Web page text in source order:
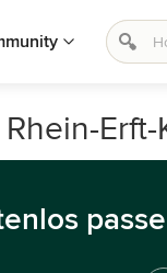
Erft-